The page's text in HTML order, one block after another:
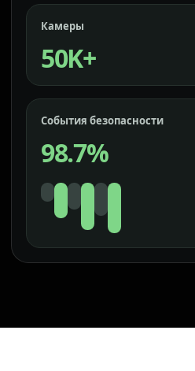
Камеры
50K+
События безопасности
98.7%